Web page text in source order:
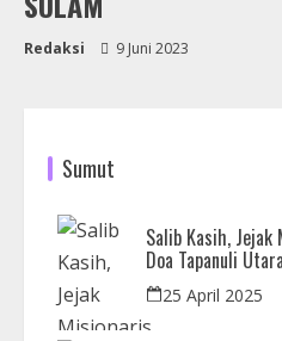
Redaksi 9 Juni 2023
Sumut
Salib Kasih,
Doa Tapanuli Utara
25 April 2025